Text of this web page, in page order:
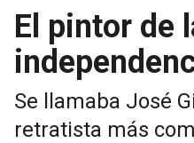
El pintor de
Se llamaba José
retratista más